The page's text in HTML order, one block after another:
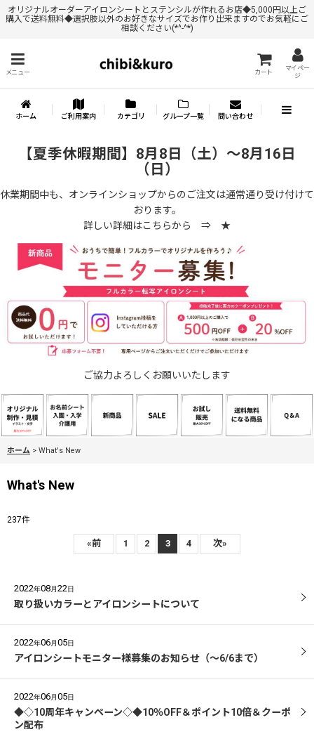
オリジナルオーダーアイロンシートとステンシルが作れるお店◆5,000円以上ご
購入で送料無料◆選択肢以外のお好きなサイズでお作り出来ますのでお気軽にご
相談ください(*^-^*)
メニュー カート
マイペー
ジ
ホーム ご利用案内 カテゴリ グループ一覧 問い合わせ
【夏季休暇期間】8月8日（土）～8月16日
（日）
休業期間中も、オンラインショップからのご注文は通常通り受け付けて
おります。
詳しい詳細はこちらから ⇒ ★
ご協力よろしくお願いいたします
ホーム > What's New
What's New
237件
«前 1 2 3 4 次»
2022年08月22日
取り扱いカラーとアイロンシートについて
2022年06月05日
アイロンシートモニター様募集のお知らせ（～6/6まで）
2022年06月05日
◆◇10周年キャンペーン◇◆10％OFF＆ポイント10倍＆クーポ
ン配布